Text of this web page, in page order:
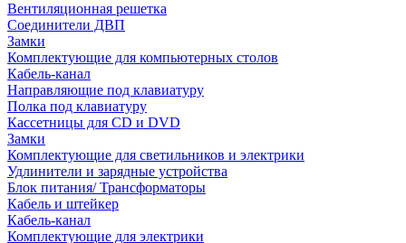
Вентиляционная решетка
Соединители ДВП
Замки
Комплектующие для компьютерных столов
Кабель-канал
Направляющие под клавиатуру
Полка под клавиатуру
Кассетницы для CD и DVD
Замки
Комплектующие для светильников и электрики
Удлинители и зарядные устройства
Блок питания/ Трансформаторы
Кабель и штейкер
Кабель-канал
Комплектующие для электрики